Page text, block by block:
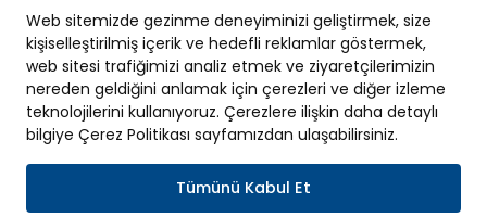
Web sitemizde gezinme deneyiminizi geliştirmek, size
kişiselleştirilmiş içerik ve hedefli reklamlar göstermek,
web sitesi trafiğimizi analiz etmek ve ziyaretçilerimizin
nereden geldiğini anlamak için çerezleri ve diğer izleme
teknolojilerini kullanıyoruz. Çerezlere ilişkin daha detaylı
bilgiye Çerez Politikası sayfamızdan ulaşabilirsiniz.
Tümünü Kabul Et